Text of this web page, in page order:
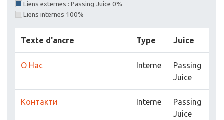
Liens externes : Passing Juice 0%
Liens internes 100%
Texte d'ancre Type Juice
О Нас Interne
Passing
Juice
Контакти Interne
Passing
Juice